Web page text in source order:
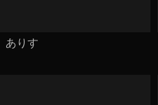
ありす